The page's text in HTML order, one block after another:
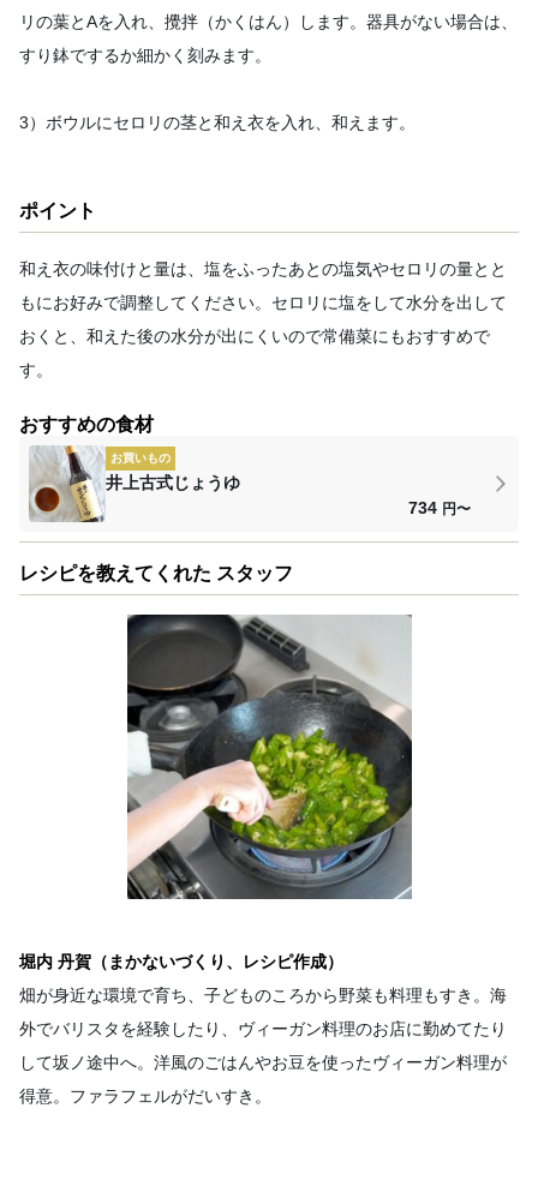
リの葉とAを入れ、攪拌（かくはん）します。器具がない場合は、
すり鉢でするか細かく刻みます。
3）ボウルにセロリの茎と和え衣を入れ、和えます。
ポイント
和え衣の味付けと量は、塩をふったあとの塩気やセロリの量とと
もにお好みで調整してください。セロリに塩をして水分を出して
おくと、和えた後の水分が出にくいので常備菜にもおすすめで
す。
おすすめの食材
お買いもの
井上古式じょうゆ
734 円〜
レシピを教えてくれた スタッフ
堀内 丹賀（まかないづくり、レシピ作成）
畑が身近な環境で育ち、子どものころから野菜も料理もすき。海
外でバリスタを経験したり、ヴィーガン料理のお店に勤めてたり
して坂ノ途中へ。洋風のごはんやお豆を使ったヴィーガン料理が
得意。ファラフェルがだいすき。